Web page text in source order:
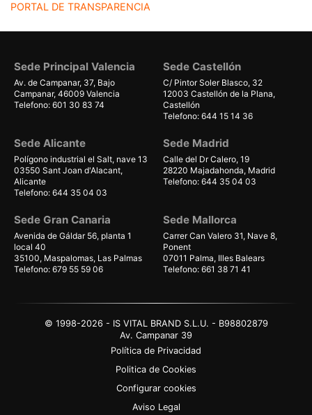
PORTAL DE TRANSPARENCIA
Sede Principal Valencia
Av. de Campanar, 37, Bajo
Campanar, 46009 Valencia
Telefono: 601 30 83 74
Sede Castellón
C/ Pintor Soler Blasco, 32
12003 Castellón de la Plana,
Castellón
Telefono: 644 15 14 36
Sede Alicante
Polígono industrial el Salt, nave 13
03550 Sant Joan d'Alacant,
Alicante
Telefono: 644 35 04 03
Sede Madrid
Calle del Dr Calero, 19
28220 Majadahonda, Madrid
Telefono: 644 35 04 03
Sede Gran Canaria
Avenida de Gáldar 56, planta 1
local 40
35100, Maspalomas, Las Palmas
Telefono: 679 55 59 06
Sede Mallorca
Carrer Can Valero 31, Nave 8,
Ponent
07011 Palma, Illes Balears
Telefono: 661 38 71 41
© 1998-2026 - IS VITAL BRAND S.L.U. - B98802879
Av. Campanar 39
Política de Privacidad
Politica de Cookies
Configurar cookies
Aviso Legal